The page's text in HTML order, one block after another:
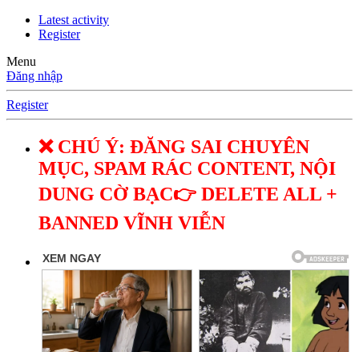
Latest activity
Register
Menu
Đăng nhập
Register
❌ CHÚ Ý: ĐĂNG SAI CHUYÊN
MỤC, SPAM RÁC CONTENT, NỘI
DUNG CỜ BẠC👉 DELETE ALL +
BANNED VĨNH VIỄN